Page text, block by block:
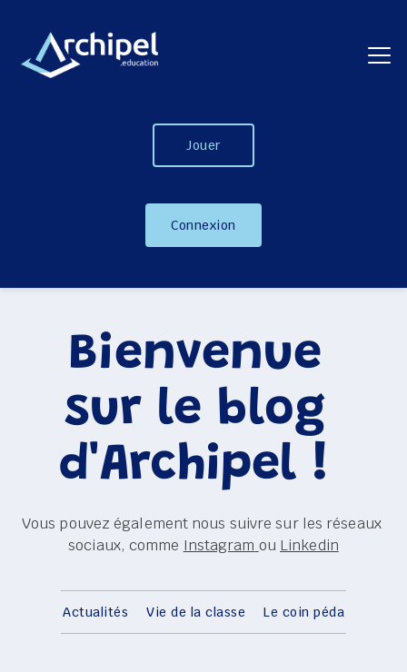
Jouer
Connexion
Bienvenue
sur le blog
d'Archipel !
Vous pouvez également nous suivre sur les réseaux
sociaux, comme Instagram ou Linkedin
Actualités Vie de la classe Le coin péda